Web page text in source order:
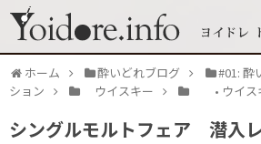
ホーム 酔いどれブログ
#01: 酔
ション
ウイスキー • ウイス
シングルモルトフェア 潜入